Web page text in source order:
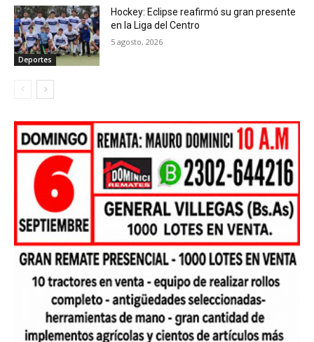
Deportes
Hockey: Eclipse reafirmó su gran presente
en la Liga del Centro
5 agosto, 2026